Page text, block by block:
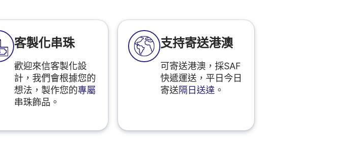
客製化串珠
歡迎來信客製化設
計，我們會根據您的
想法，製作您的專屬
串珠飾品。
支持寄送港澳
可寄送港澳，採SAF
快遞運送，平日今日
寄送隔日送達 。